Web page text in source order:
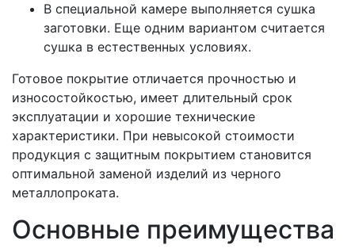
В специальной камере выполняется сушка
заготовки. Еще одним вариантом считается
сушка в естественных условиях.
Готовое покрытие отличается прочностью и
износостойкостью, имеет длительный срок
эксплуатации и хорошие технические
характеристики. При невысокой стоимости
продукция с защитным покрытием становится
оптимальной заменой изделий из черного
металлопроката.
Основные преимущества